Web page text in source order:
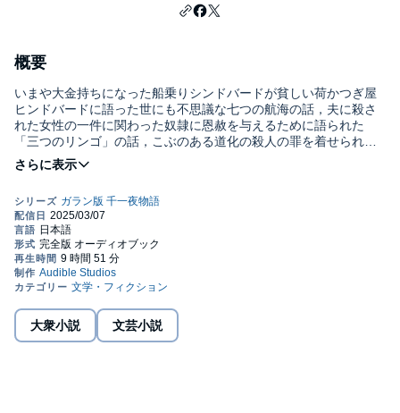
概要
いまや大金持ちになった船乗りシンドバードが貧しい荷かつぎ屋
ヒンドバードに語った世にも不思議な七つの航海の話，夫に殺さ
れた女性の一件に関わった奴隷に恩赦を与えるために語られた
「三つのリンゴ」の話，こぶのある道化の殺人の罪を着せられた
三人が面白い話を披露して罪を免れようとする「こぶ男の物語」
が語られる．©Tetsuo Nishio 2019 (P)2024 Audible, Inc.
大衆小説 文芸小説